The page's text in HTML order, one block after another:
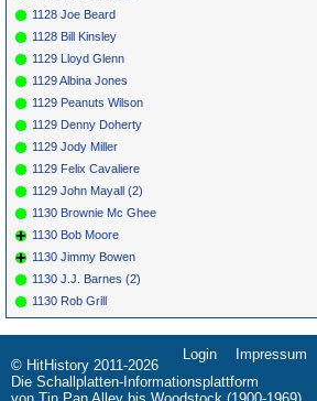
1128 Joe Beard
1128 Bill Kinsley
1129 Lloyd Glenn
1129 Albina Jones
1129 Peanuts Wilson
1129 Denny Doherty
1129 Jody Miller
1129 Felix Cavaliere
1129 John Mayall (2)
1130 Brownie Mc Ghee
1130 Bob Moore
1130 Jimmy Bowen
1130 J.J. Barnes (2)
1130 Rob Grill
Navigation
überspringen
Login Impressum
© HitHistory 2011-2026
Die Schallplatten-Informationsplattform